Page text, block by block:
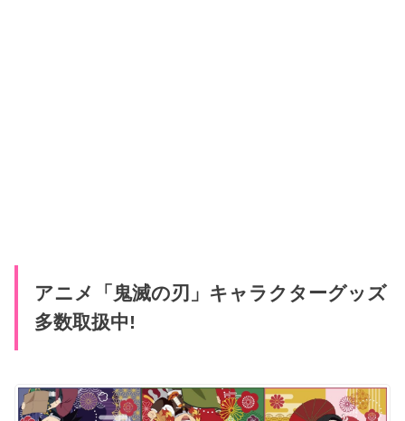
アニメ「鬼滅の刃」キャラクターグッズ
多数取扱中!